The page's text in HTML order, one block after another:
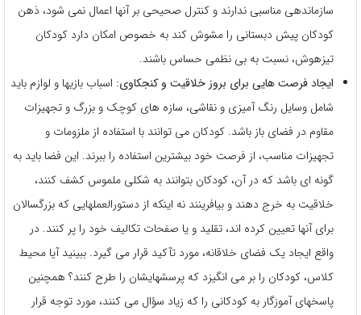
سازماندهی مناسبی ندارند و کنترل صحیحی بر آنها اعمال نمی شود، ذهن
کودکان پیش دبستانی را مشوش کند به خصوص امکان دارد کودکان
تیزهوش، نسبت به بی نظمی حساس باشند.
ایجاد فرصت هایی برای بروز خلاقیت و کنجکاوی: اسباب بازیها و لوازم باید
شامل وسایل رنگ آمیزی و نقاشی، سازه های کوچک و بزرگ و تجهیزات
مقاوم در فضای باز باشد. کودکان می توانند با استفاده از ملزومات و
تجهیزات مناسب، از فرصت خود بیشترین استفاده را ببرند. این فضا باید به
گونه ای باشد که در آن، کودکان بتوانند به شکلی ملموس کشف کنند،
خلاقیت به خرج دهند و بیافرینند نه اینکه از دستورالعملهایی که بزرگسالان
برای آنها تعیین کرده اند، تقلید و یا صفحات تکالیف خود را پر کنند. در
واقع ایجاد یک فضای خلاقانه، مورد تآکید قرار می گیرد. ببینید آیا محیط
کلاس، کودکان را بر می انگیزد که پرسشهایشان را طرح کنند؟ همچنین
پاسخهای آموزگار به کودکانی را که زیاد سؤال می کنند، مورد توجه قرار